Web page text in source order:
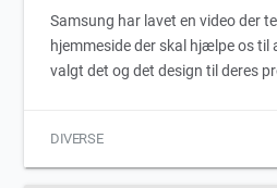
Samsung har lavet en video der
hjemmeside der skal hjælpe os
valgt det og det design til deres
DIVERSE